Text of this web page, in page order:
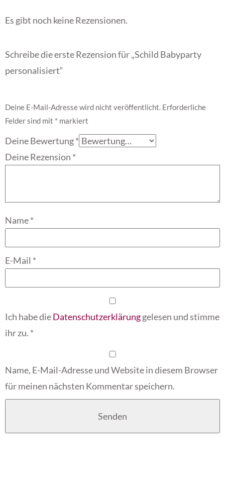
Es gibt noch keine Rezensionen.
Schreibe die erste Rezension für „Schild Babyparty
personalisiert“
Deine E-Mail-Adresse wird nicht veröffentlicht. Erforderliche
Felder sind mit * markiert
Deine Bewertung*
Deine Rezension *
Name*
E-Mail *
Ich habe dieDatenschutzerklärunggelesen und stimme
ihr zu. *
Name, E-Mail-Adresse und Website in diesem Browser
für meinen nächsten Kommentar speichern.